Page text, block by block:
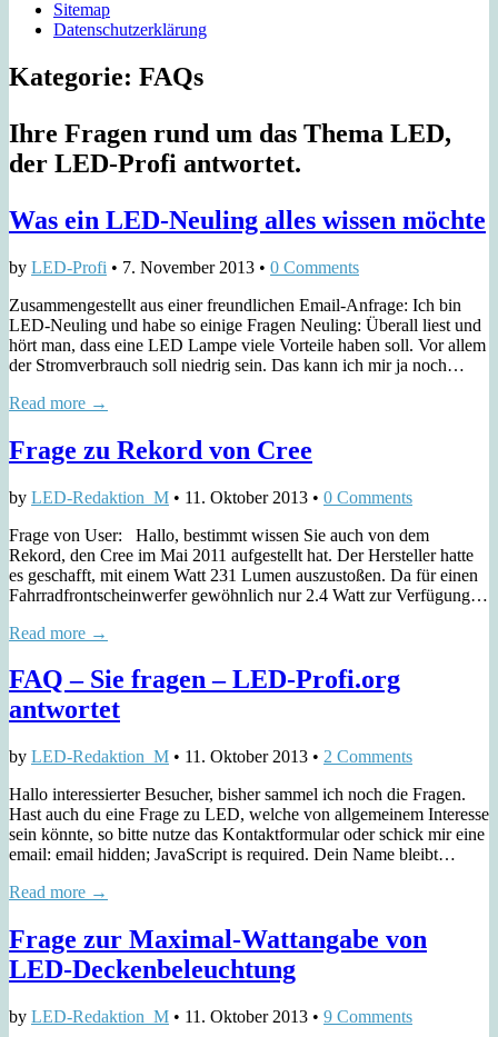
Sitemap
Datenschutzerklärung
Kategorie: FAQs
Ihre Fragen rund um das Thema LED,
der LED-Profi antwortet.
Was ein LED-Neuling alles wissen möchte
by LED-Profi • 7. November 2013 • 0 Comments
Zusammengestellt aus einer freundlichen Email-Anfrage: Ich bin
LED-Neuling und habe so einige Fragen Neuling: Überall liest und
hört man, dass eine LED Lampe viele Vorteile haben soll. Vor allem
der Stromverbrauch soll niedrig sein. Das kann ich mir ja noch…
Read more →
Frage zu Rekord von Cree
by LED-Redaktion_M • 11. Oktober 2013 • 0 Comments
Frage von User: Hallo, bestimmt wissen Sie auch von dem
Rekord, den Cree im Mai 2011 aufgestellt hat. Der Hersteller hatte
es geschafft, mit einem Watt 231 Lumen auszustoßen. Da für einen
Fahrradfrontscheinwerfer gewöhnlich nur 2.4 Watt zur Verfügung…
Read more →
FAQ – Sie fragen – LED-Profi.org
antwortet
by LED-Redaktion_M • 11. Oktober 2013 • 2 Comments
Hallo interessierter Besucher, bisher sammel ich noch die Fragen.
Hast auch du eine Frage zu LED, welche von allgemeinem Interesse
sein könnte, so bitte nutze das Kontaktformular oder schick mir eine
email: email hidden; JavaScript is required. Dein Name bleibt…
Read more →
Frage zur Maximal-Wattangabe von
LED-Deckenbeleuchtung
by LED-Redaktion_M • 11. Oktober 2013 • 9 Comments